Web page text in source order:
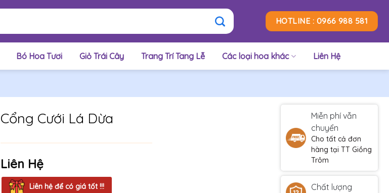
HOTLINE : 0966 988 581
Bó Hoa Tươi Giỏ Trái Cây Trang Trí Tang Lễ Các loại hoa khác Liên Hệ
Cổng Cưới Lá Dừa
Liên Hệ
Liên hệ để có giá tốt !!!
Miễn phí vẫn
chuyển
Cho tất cả đơn
hàng tại TT Giồng
Trôm
Chất lượng